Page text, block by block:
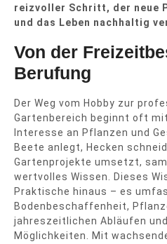
reizvoller Schritt, der neue
und das Leben nachhaltig
Von der
Berufung
Der Weg vom Hobby zur
Gartenbereich beginnt oft
Interesse an Pflanzen und
Beete anlegt, Hecken
Gartenprojekte umsetzt,
wertvolles Wissen. Dieses
Praktische hinaus – es
Bodenbeschaffenheit,
jahreszeitlichen Abläufen
Möglichkeiten. Mit